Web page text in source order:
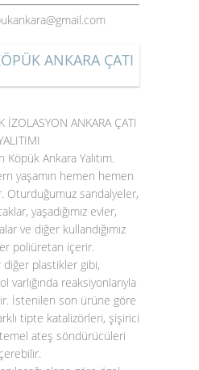
ANKARA ÇATI
İZOLASYON ANKARA ÇATI
Ankara Yalıtım.
yaşamın hemen hemen
Oturduğumuz sandalyeler,
yaşadığımız evler,
ve diğer kullandığımız
poliüretan içerir.
diğer plastikler gibi,
varlığında reaksiyonlarıyla
İstenilen son ürüne göre
tipte katalizörleri, şişirici
ateş söndürücüleri